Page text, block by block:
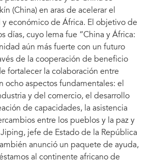
(China) en aras de acelerar el
y económico de África. El objetivo de
días, cuyo lema fue “China y África:
aún más fuerte con un futuro
de la cooperación de beneficio
fortalecer la colaboración entre
ocho aspectos fundamentales: el
y del comercio, el desarrollo
de capacidades, la asistencia
entre los pueblos y la paz y
jefe de Estado de la República
anunció un paquete de ayuda,
al continente africano de